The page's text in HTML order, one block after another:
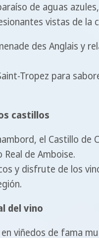
de aguas
vistas de la
des Anglais y
Tropez para
castillos
el Castillo de
de Amboise.
y disfrute de los
del vino
viñedos de fama